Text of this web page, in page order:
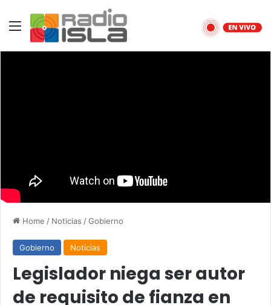
Menu
Home / Noticias /Gobierno
Gobierno Noticias
Legislador niega ser autor
de requisito de fianza en